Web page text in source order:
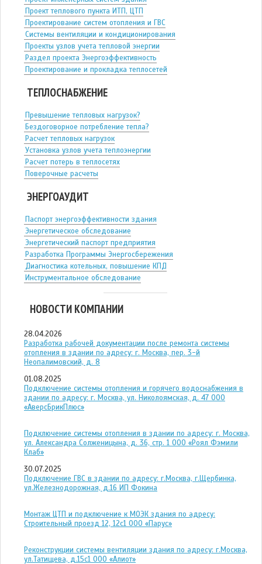
Проект теплового пункта ИТП, ЦТП
Проектирование систем отопления и ГВС
Системы вентиляции и кондиционирования
Проекты узлов учета тепловой энергии
Раздел проекта Энергоэффективность
Проектирование и прокладка теплосетей
ТЕПЛОСНАБЖЕНИЕ
Превышение тепловых нагрузок?
Бездоговорное потребление тепла?
Расчет тепловых нагрузок
Установка узлов учета теплоэнергии
Расчет потерь в теплосетях
Поверочные расчеты
ЭНЕРГОАУДИТ
Паспорт энергоэффективности здания
Энергетическое обследование
Энергетический паспорт предприятия
Разработка Программы Энергосбережения
Диагностика котельных, повышение КПД
Инструментальное обследование
НОВОСТИ КОМПАНИИ
28.04.2026
Разработка рабочей документации после ремонта системы
отопления в здании по адресу: г. Москва, пер. 3-й
Неопалимовский, д. 8
01.08.2025
Подключение системы отопления и горячего водоснабжения в
здании по адресу: г. Москва, ул. Николоямская, д. 47 ООО
«АверсБрикПлюс»
Подключение системы отопления в здании по адресу: г. Москва,
ул. Александра Солженицына, д. 36, стр. 1 ООО «Роял Фэмили
Клаб»
30.07.2025
Подключение ГВС в здании по адресу: г.Москва, г.Щербинка,
ул.Железнодорожная, д.16 ИП Фокина
Монтаж ЦТП и подключение к МОЭК здания по адресу:
Строительный проезд 12, 12с1 ООО «Парус»
Реконструкции системы вентиляции здания по адресу: г.Москва,
ул.Татищева, д.15с1 ООО «Алиот»